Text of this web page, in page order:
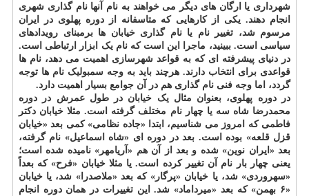
شهرداری یا ارگان های دیگر می خواهند به نام آنها نام گذاری شهری
انجام دهند. یکی از کارهایی که متاسفانه از دوره پهلوی در ایران
مرسوم شد، تغییر نام یا نام گذاری خیابان ها برمبنای رویدادهای
سیاسی است. ببینید، ماجرا این است که نام یک ابزار ارتباطی است.
در دنیای پیشرفته ای که به قواعد شهرسازی اهمیت می دهد، نام ها
قواعدی برای انتخاب دارند. هرچند باید به وجه سمبولیک نام ها توجه
گردد، اما وجه فنی نام گذاری هم در آن جوامع بسیار اهمیت دارد.
در دوره پهلوی، بعنوان مثال یک خیابان در طول عمرش در دوره
محمدرضا شاه سه یا چهار نام مختلف گرفته است. مثلا خیابان دکتر
فاطمی که امروز می شناسیم، ابتدا «جاده نظامی» کمی بعد «خیابان
قزل قلعه» بوده است. بعد در دوره ای «شاه اسماعیل» نام گرفته،
بعد «ایران نوین» شده و بعد از آن هم «آریامهر» نامیده شده است؛
یعنی چهار بار نام آن تغییر کرده است. یا مثلا خیابان «فرح» که بعداً
«سهروردی» شد، یا خیابان «پرگار» که بعد «ملاصدرا» شد، یا خیابان
«۶ بهمن» که بعد «میرداماد» شد. این تغییرات در همان دوره انجام